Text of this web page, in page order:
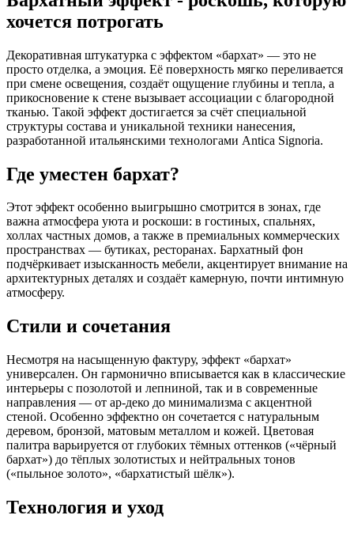
хочется потрогать
Декоративная штукатурка с эффектом «бархат» — это не
просто отделка, а эмоция. Её поверхность мягко переливается
при смене освещения, создаёт ощущение глубины и тепла, а
прикосновение к стене вызывает ассоциации с благородной
тканью. Такой эффект достигается за счёт специальной
структуры состава и уникальной техники нанесения,
разработанной итальянскими технологами Antica Signoria.
Где уместен бархат?
Этот эффект особенно выигрышно смотрится в зонах, где
важна атмосфера уюта и роскоши: в гостиных, спальнях,
холлах частных домов, а также в премиальных коммерческих
пространствах — бутиках, ресторанах. Бархатный фон
подчёркивает изысканность мебели, акцентирует внимание на
архитектурных деталях и создаёт камерную, почти интимную
атмосферу.
Стили и сочетания
Несмотря на насыщенную фактуру, эффект «бархат»
универсален. Он гармонично вписывается как в классические
интерьеры с позолотой и лепниной, так и в современные
направления — от ар-деко до минимализма с акцентной
стеной. Особенно эффектно он сочетается с натуральным
деревом, бронзой, матовым металлом и кожей. Цветовая
палитра варьируется от глубоких тёмных оттенков («чёрный
бархат») до тёплых золотистых и нейтральных тонов
(«пыльное золото», «бархатистый шёлк»).
Технология и уход